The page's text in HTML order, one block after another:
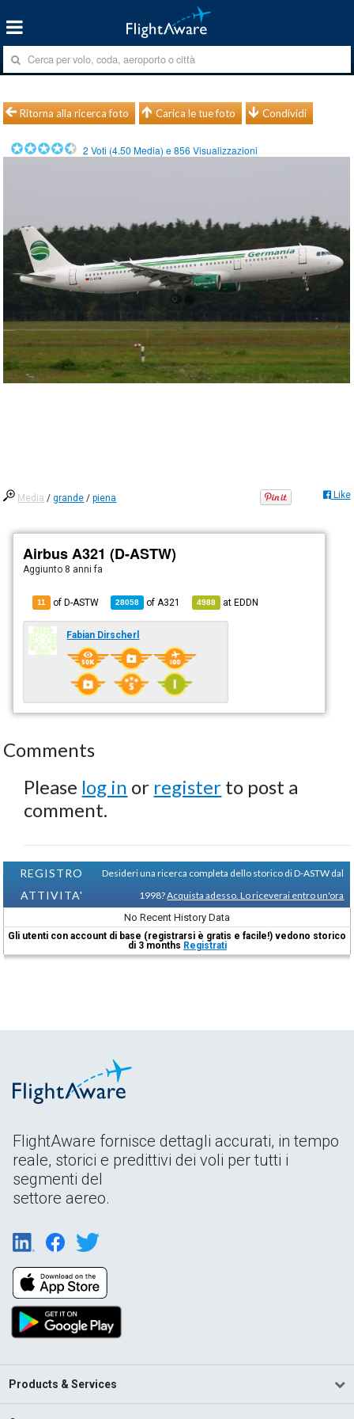
Ritorna alla ricerca foto Carica le tue foto Condividi
2 Voti (4.50 Media) e856 Visualizzazioni
Media /grande /piena Like
Airbus A321 (D-ASTW)
Aggiunto 8 anni fa
11 of D-ASTW 28058 of A321 4988 atEDDN
Fabian Dirscherl
Comments
Please log in or register to post a
comment.
REGISTRO
ATTIVITA'
Desideri una ricerca completa dello storico di D-ASTW dal
1998?Acquista adesso. Lo riceverai entro un'ora
No Recent History Data
Gli utenti con account di base (registrarsi è gratis e facile!) vedono storico
di 3 months Registrati
FlightAware fornisce dettagli accurati, in tempo
reale, storici e predittivi dei voli per tutti i
segmenti del
settore aereo.
Products & Services